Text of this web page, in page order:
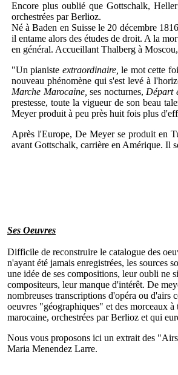
Encore plus oublié que Gottschalk,
orchestrées par Berlioz.
Né à Baden en Suisse le 20 décembre
il entame alors des études de droit. A la
en général. Accueillant Thalberg à
"Un pianiste extraordinaire,le mot cette
nouveau phénomène qui s'est levé à
Marche Marocaine,ses nocturnes, Départ
prestesse, toute la vigueur de son beau
Meyer produit à peu près huit fois plus
Après l'Europe, De Meyer se produit en
avant Gottschalk, carrière en Amérique. Il
Ses Oeuvres
Difficile de reconstruire le catalogue des
n'ayant été jamais enregistrées, les
une idée de ses compositions, leur oubli ne
compositeurs, leur manque d'intérêt. De
nombreuses transcriptions d'opéra ou d'airs
oeuvres "géographiques" et des morceaux
marocaine, orchestrées par Berlioz et qui
Nous vous proposons ici un extrait des
Maria Menendez Larre.